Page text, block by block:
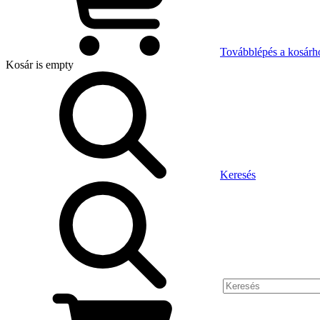
Továbblépés a
Kosáris empty
Keresés